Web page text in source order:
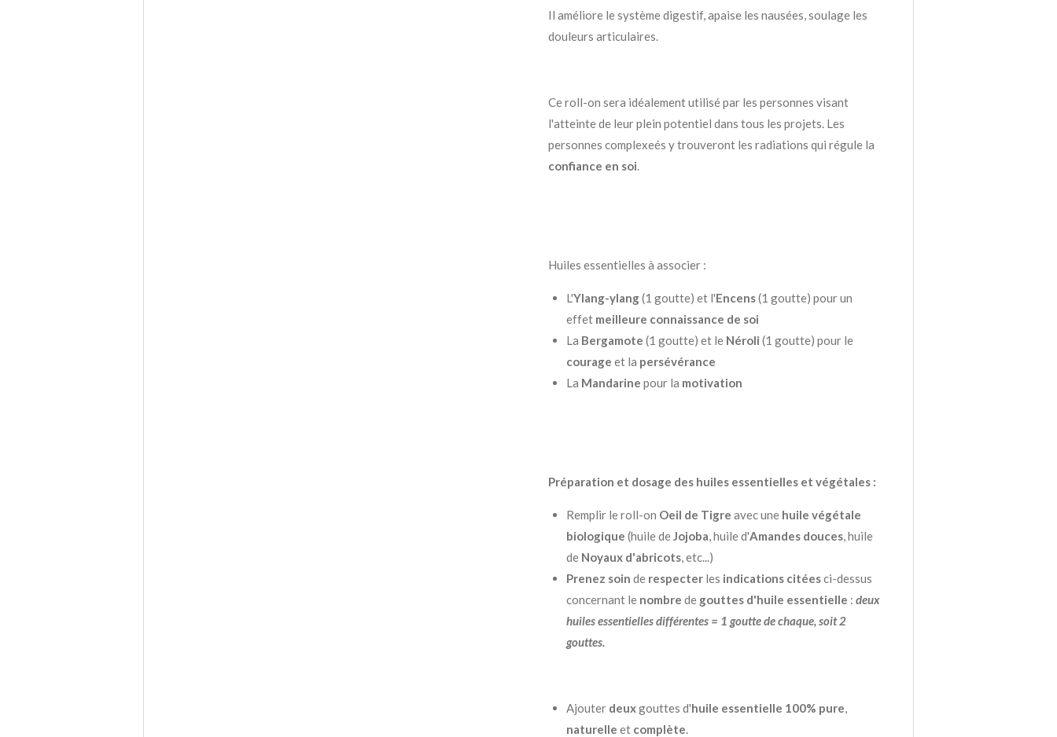
Il améliore le système digestif, apaise les nausées, soulage les
douleurs articulaires.
Ce roll-on sera idéalement utilisé par les personnes visant
l'atteinte de leur plein potentiel dans tous les projets. Les
personnes complexeés y trouveront les radiations qui régule la
confiance en soi.
Huiles essentielles à associer :
L'Ylang-ylang(1 goutte) et l'Encens(1 goutte) pour un
effet meilleure connaissance de soi
La Bergamote (1 goutte) et leNéroli (1 goutte) pour le
courage et la persévérance
La Mandarine pour la motivation
Préparation et dosage des huiles essentielles et végétales :
Remplir le roll-on Oeil de Tigre avec une huile végétale
biologique (huile deJojoba, huile d'Amandes douces, huile
de Noyaux d'abricots, etc...)
Prenez soin de respecterles indications citéesci-dessus
concernant le nombre de gouttes d'huile essentielle : deux
huilesessentielles différentes = 1 goutte de chaque, soit 2
gouttes.
Ajouter deuxgouttes d'huile essentielle 100% pure,
naturelle et complète.